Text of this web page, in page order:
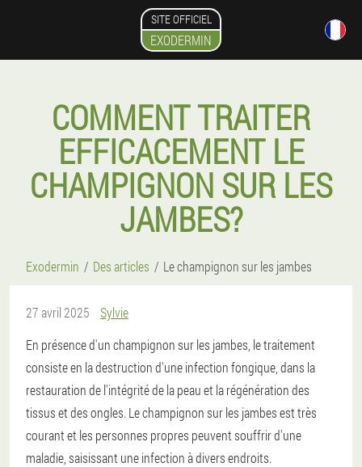
SITE OFFICIEL
EXODERMIN
COMMENT TRAITER
EFFICACEMENT LE
CHAMPIGNON SUR LES
JAMBES?
Exodermin Des articles Le champignon sur les jambes
27 avril 2025
Sylvie
En présence d'un champignon sur les jambes, le traitement
consiste en la destruction d'une infection fongique, dans la
restauration de l'intégrité de la peau et la régénération des
tissus et des ongles. Le champignon sur les jambes est très
courant et les personnes propres peuvent souffrir d'une
maladie, saisissant une infection à divers endroits.